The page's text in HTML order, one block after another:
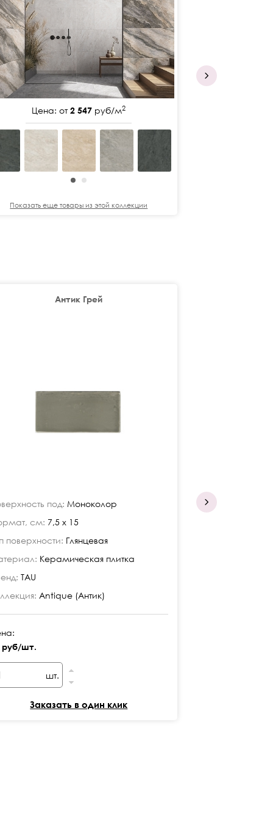
Цена: от2 547 руб/м2
Показать еще товары из этой коллекции
Антик Грей
под: Моноколор
см: 7,5 x 15
поверхности: Глянцевая
Керамическая плитка
TAU
Antique (Антик)
руб/шт.
шт.
Заказать в один клик
Поверхность